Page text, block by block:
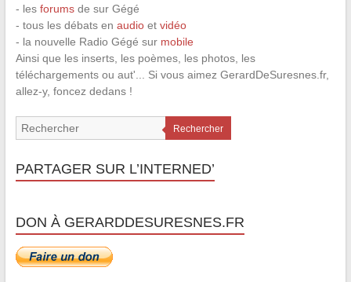
- les forumsde sur Gégé
- tous les débats en audioet vidéo
- la nouvelle Radio Gégé sur mobile
Ainsi que les inserts, les poèmes, les photos, les
téléchargements ou aut'... Si vous aimez GerardDeSuresnes.fr,
allez-y, foncez dedans !
Rechercher
PARTAGER SUR L’INTERNED’
DON À GERARDDESURESNES.FR